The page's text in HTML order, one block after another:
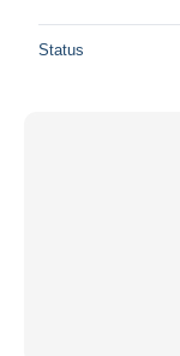
Status